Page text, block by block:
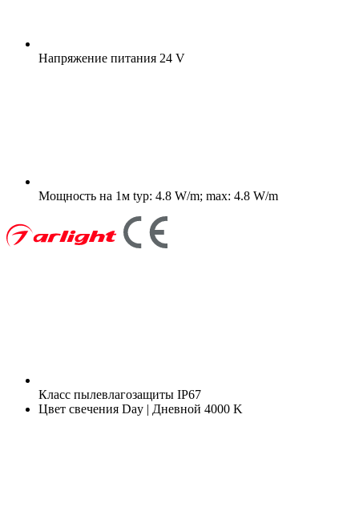
Напряжение питания 24 V
Мощность на 1м typ: 4.8 W/m; max: 4.8 W/m
Класс пылевлагозащиты IP67
Цвет свечения Day | Дневной 4000 K